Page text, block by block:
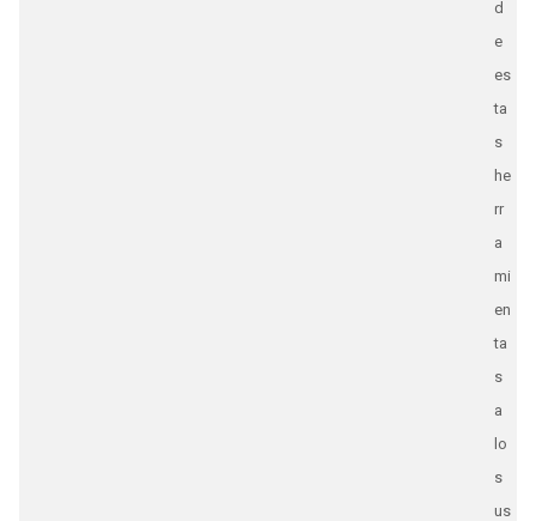
d
e
es
ta
s
he
rr
a
mi
en
ta
s
a
lo
s
us